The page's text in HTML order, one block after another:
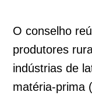
O conselho
produtores
indústrias de
matéria-prima